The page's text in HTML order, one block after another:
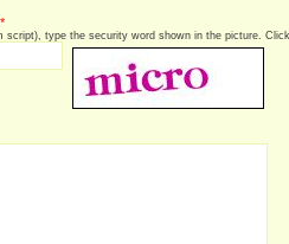
*
script), type the security word shown in the picture.